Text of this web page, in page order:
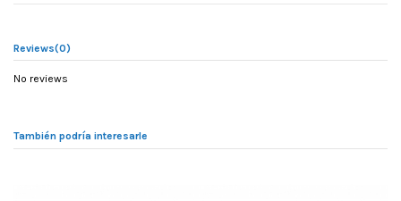
Reviews(0)
No reviews
También podría interesarle